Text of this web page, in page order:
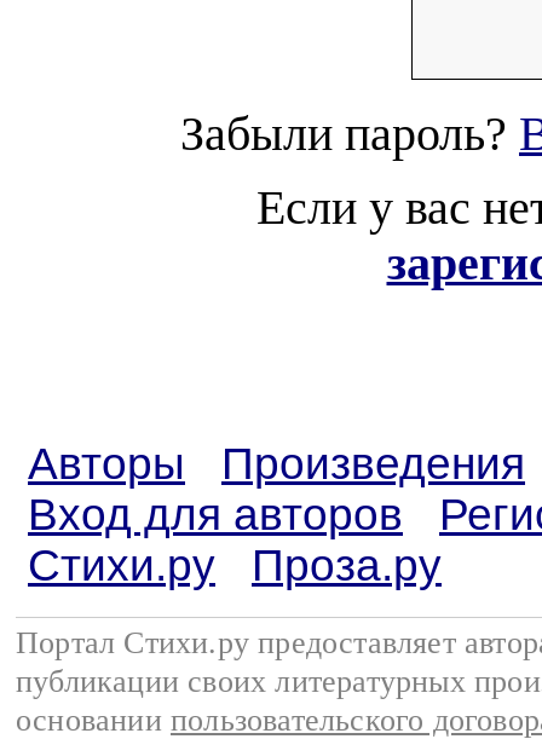
Забыли пароль?
Если у вас
Авторы
Произведения
Вход для авторов
Стихи.ру
Проза.ру
Портал Стихи.ру предоставляет
публикации своих литературных
основании пользовательского